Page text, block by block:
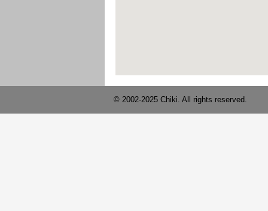
© 2002-2025 Chiki. All rights reserved.